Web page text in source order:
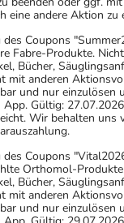
eine andere Aktion zu
Coupons
Fabre-Produkte.
Bücher,
mit anderen
und nur einzulösen
Gültig:
Wir behalten uns
des Coupons
Orthomol-
Bücher,
mit anderen
und nur einzulösen